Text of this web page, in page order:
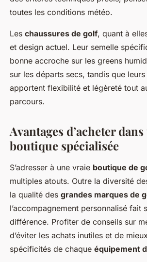
toutes les conditions météo.
Les chaussures de golf, quant à
et design actuel. Leur semelle
bonne accroche sur les greens
sur les départs secs, tandis que
apportent flexibilité et légèreté tout
parcours.
Avantages d’acheter
boutique spécialisée
S’adresser à une vraie boutique de
multiples atouts. Outre la diversité
la qualité des grandes marques de
l’accompagnement personnalisé fait
différence. Profiter de conseils sur
d’éviter les achats inutiles et de
spécificités de chaque équipement